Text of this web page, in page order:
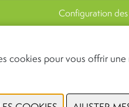
PRÉCÉDENT
Configuration
cookies pour vous offrir